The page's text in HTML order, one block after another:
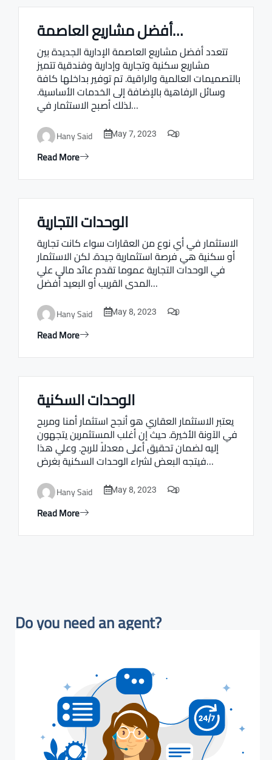
Real estate Estate ville أفضل مشاريع العاصمة…
تتعدد أفضل مشاريع العاصمة الإدارية الجديدة بين
مشاريع سكنية وتجارية وإدارية وفندقية تتميز
بالتصميمات العالمية والراقية. تم توفير بداخلها كافة
وسائل الرفاهية بالإضافة إلى الخدمات الأساسية.
لذلك أصبح الاستثمار في…
Hany Said May 7, 2023 0
Read More
Real estate Estate ville
الوحدات التجارية
الاستثمار في أي نوع من العقارات سواء كانت تجارية
أو سكنية هي فرصة استثمارية جيدة. لكن الاستثمار
في الوحدات التجارية عموما تقدم عائد مالي علي
المدى القريب أو البعيد أفضل…
Hany Said May 8, 2023 0
Read More
Real estate Estate ville
الوحدات السكنية
يعتبر الاستثمار العقاري هو أنجح استثمار أمنا ومربح
في الآونة الأخيرة. حيث إن أغلب المستثمرين يتجهون
إليه لضمان تحقيق أعلى معدلاً للربح. وعلي هذا
فيتجه البعض لشراء الوحدات السكنية بغرض…
Hany Said May 8, 2023 0
Read More
Do you need an agent?​